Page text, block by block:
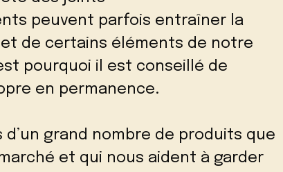
peuvent parfois entraîner la
de certains éléments de notre
pourquoi il est conseillé de
en permanence.
d’un grand nombre de produits que
et qui nous aident à garder